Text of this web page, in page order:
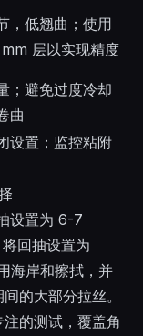
，低翘曲；使用
层以实现精度
；避免过度冷却
曲
设置；监控粘附
设置为 6-7
回抽设置为
海岸和擦拭，并
的大部分拉丝。
的测试，覆盖角